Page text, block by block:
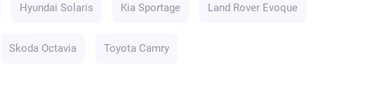
Hyundai Solaris Kia Sportage Land Rover Evoque
Skoda Octavia Toyota Camry